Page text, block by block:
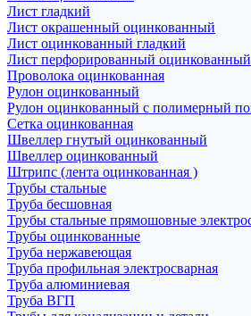
Лист гладкий
Лист окрашенный оцинкованный
Лист оцинкованный гладкий
Лист перфорированный оцинкованный
Проволока оцинкованная
Рулон оцинкованный
Рулон оцинкованный с полимерный
Сетка оцинкованная
Швеллер гнутый оцинкованный
Швеллер оцинкованный
Штрипс (лента оцинкованная )
Трубы стальные
Труба бесшовная
Трубы стальные прямошовные
Трубы оцинкованные
Труба нержавеющая
Труба профильная электросварная
Труба алюминиевая
Труба ВГП